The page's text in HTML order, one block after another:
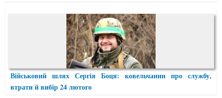
Військовий шлях Сергія Боця: ковельчанин про службу,
втрати й вибір 24 лютого